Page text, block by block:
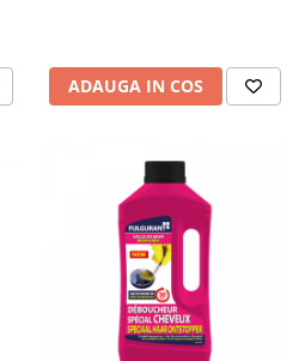
ADAUGA IN COS